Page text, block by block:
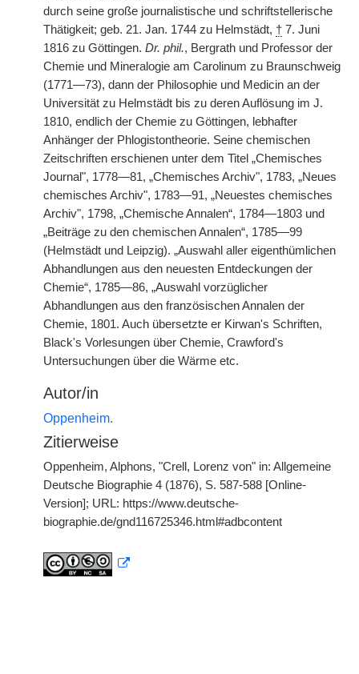
durch seine große journalistische und schriftstellerische
Thätigkeit; geb. 21. Jan. 1744 zu Helmstädt, † 7. Juni
1816 zu Göttingen. Dr. phil., Bergrath und Professor der
Chemie und Mineralogie am Carolinum zu Braunschweig
(1771—73), dann der Philosophie und Medicin an der
Universität zu Helmstädt bis zu deren Auflösung im J.
1810, endlich der Chemie zu Göttingen, lebhafter
Anhänger der Phlogistontheorie. Seine chemischen
Zeitschriften erschienen unter dem Titel „Chemisches
Journal", 1778—81, „Chemisches Archiv", 1783, „Neues
chemisches Archiv", 1783—91, „Neuestes chemisches
Archiv", 1798, „Chemische Annalen“, 1784—1803 und
„Beiträge zu den chemischen Annalen“, 1785—99
(Helmstädt und Leipzig). „Auswahl aller eigenthümlichen
Abhandlungen aus den neuesten Entdeckungen der
Chemie“, 1785—86, „Auswahl vorzüglicher
Abhandlungen aus den französischen Annalen der
Chemie, 1801. Auch übersetzte er Kirwan's Schriften,
Black's Vorlesungen über Chemie, Crawford's
Untersuchungen über die Wärme etc.
Autor/in
Oppenheim.
Zitierweise
Oppenheim, Alphons, "Crell, Lorenz von" in: Allgemeine
Deutsche Biographie 4 (1876), S. 587-588 [Online-
Version]; URL: https://www.deutsche-
biographie.de/gnd116725346.html#adbcontent